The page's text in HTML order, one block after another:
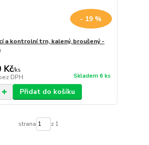
- 19 %
a kontrolní trn, kalený, broušený -
Kč/ks
DPH Skladem 6 ks
Přidat do košíku
strana z 1